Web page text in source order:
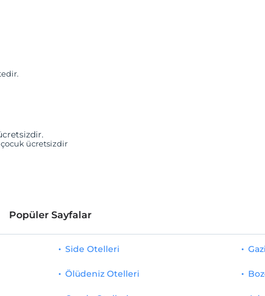
çocuk ücretsizdir
Popüler Sayfalar
Side Otelleri
Ölüdeniz Otelleri